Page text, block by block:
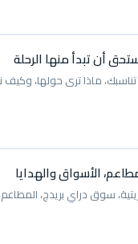
أن تبدأ منها الرحلة
ماذا ترى حولها،
الأسواق والهدايا
سوق دراي بريدج،